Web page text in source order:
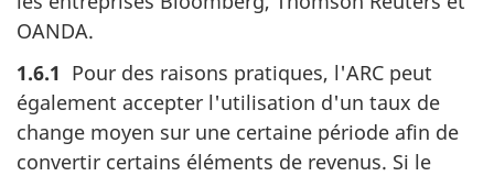
OANDA.
1.6.1 Pour des raisons pratiques, l'ARC peut
également accepter l'utilisation d'un taux de
change moyen sur une certaine période afin de
convertir certains éléments de revenus. Si le